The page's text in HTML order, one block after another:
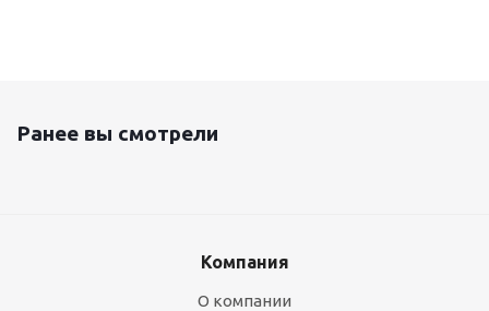
Ранее вы смотрели
Компания
О компании